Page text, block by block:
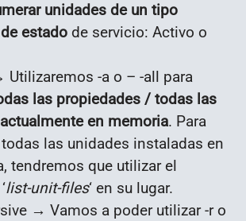
unidades de un tipo
estado de servicio: Activo o
Utilizaremos -a o – -all para
las propiedades / todas las
en memoria. Para
las unidades instaladas en
tendremos que utilizar el
list-unit-files‘ en su lugar.
→ Vamos a poder utilizar -r o